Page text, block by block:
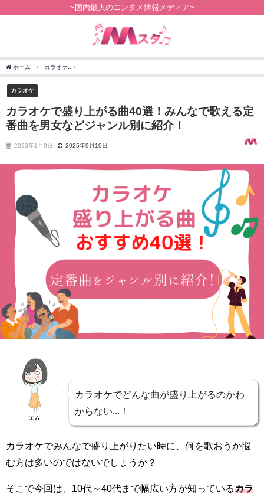
~国内最大のエンタメ情報メディア~
ホーム カラオケ
カラオケ
カラオケで盛り上がる曲40選！みんなで歌える定
番曲を男女などジャンル別に紹介！
2023年1月9日 2025年9月10日
エム
カラオケでどんな曲が盛り上がるのかわ
からない...！
カラオケでみんなで盛り上がりたい時に、何を歌おうか悩
む方は多いのではないでしょうか？
そこで今回は、10代～40代まで幅広い方が知っているカラ